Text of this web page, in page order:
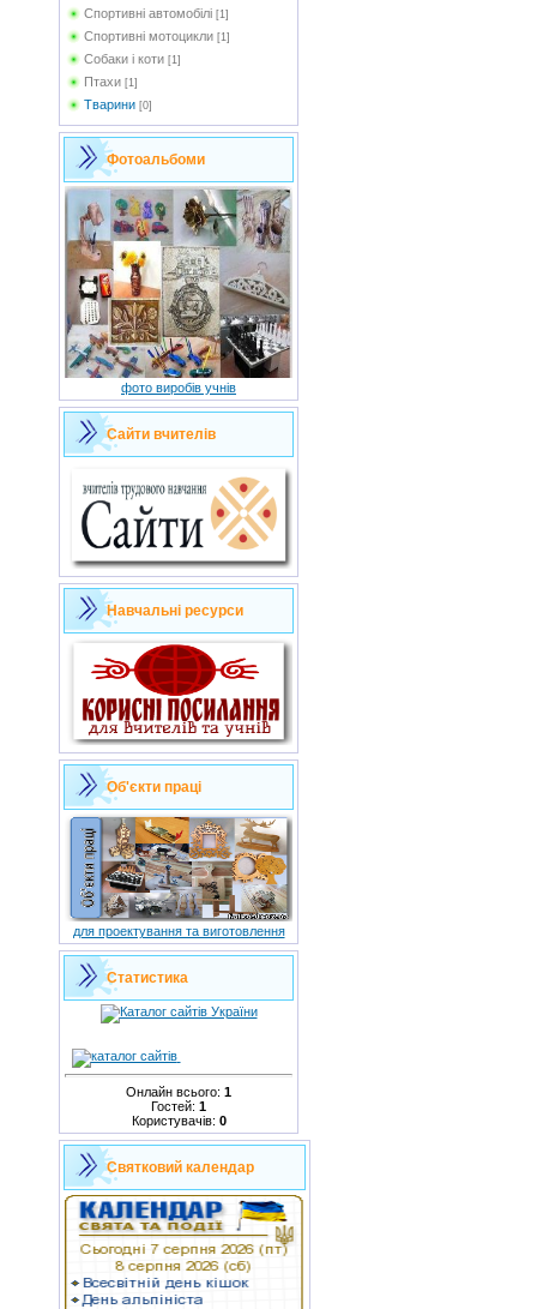
Спортивні автомобілі [1]
Спортивні мотоцикли [1]
Собаки і коти [1]
Птахи [1]
Тварини [0]
Фотоальбоми
фото виробів учнів
Сайти вчителів
Навчальні ресурси
Об'єкти праці
для проектування та виготовлення
Статистика
Онлайн всього: 1
Гостей: 1
Користувачів: 0
Святковий календар